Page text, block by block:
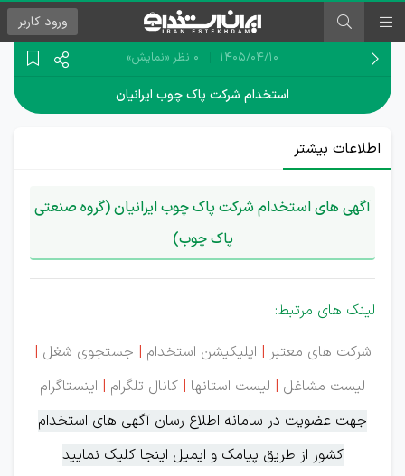
ورود کاربر
۱۴۰۵/۰۴/۱۰ 0 نظر «نمایش»
استخدام شرکت پاک چوب ایرانیان
اطلاعات بیشتر
آگهی های استخدام شرکت پاک چوب ایرانیان (گروه صنعتی
پاک چوب)
لینک های مرتبط:
شرکت های معتبر | اپلیکیشن استخدام | جستجوی شغل |
لیست مشاغل | لیست استانها | کانال تلگرام | اینستاگرام
جهت عضویت در سامانه اطلاع رسان آگهی های استخدام
کشور از طریق پیامک و ایمیل اینجا کلیک نمایید